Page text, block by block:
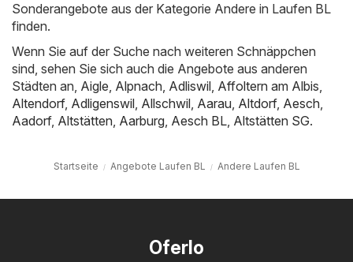
Sonderangebote aus der Kategorie Andere in Laufen BL
finden.
Wenn Sie auf der Suche nach weiteren Schnäppchen
sind, sehen Sie sich auch die Angebote aus anderen
Städten an, Aigle, Alpnach, Adliswil, Affoltern am Albis,
Altendorf, Adligenswil, Allschwil, Aarau, Altdorf, Aesch,
Aadorf, Altstätten, Aarburg, Aesch BL, Altstätten SG.
Startseite Angebote Laufen BL Andere Laufen BL
Oferlo